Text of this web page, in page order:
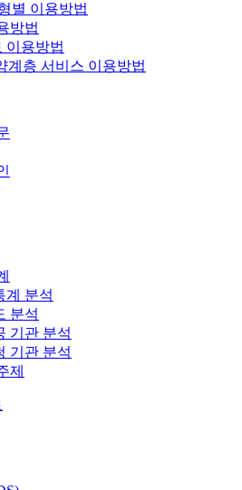
별 이용방법
방법
이용방법
계층 서비스 이용방법
계 분석
분석
기관 분석
기관 분석
제